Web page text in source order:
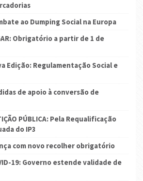
ao Dumping Social na Europa
Obrigatório a partir de 1 de
Edição: Regulamentação Social e
de apoio à conversão de
PÚBLICA: Pela Requalificação
do IP3
com novo recolher obrigatório
19: Governo estende validade de